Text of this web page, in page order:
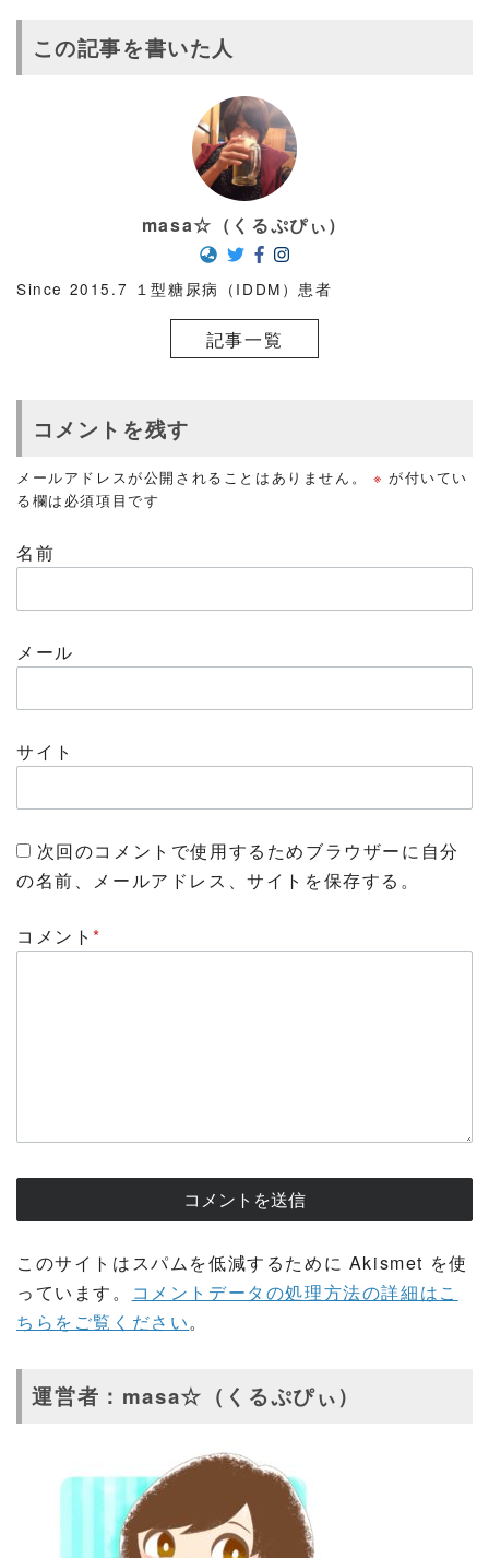
この記事を書いた人
masa☆（くるぷぴぃ）
Since 2015.7 １型糖尿病（IDDM）患者
記事一覧
コメントを残す
メールアドレスが公開されることはありません。 ※ が付いてい
る欄は必須項目です
名前
メール
サイト
次回のコメントで使用するためブラウザーに自分
の名前、メールアドレス、サイトを保存する。
コメント*
このサイトはスパムを低減するために Akismet を使
っています。
コメントデータの処理方法の詳細はこ
ちらをご覧ください。
運営者：masa☆（くるぷぴぃ）